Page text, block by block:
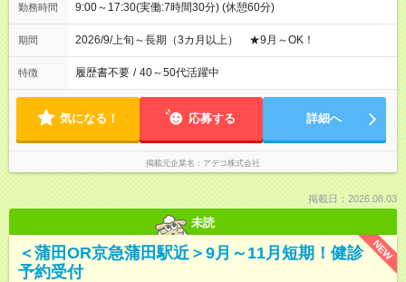
勤務時間 9:00～17:30(実働:7時間30分) (休憩60分)
期間 2026/9/上旬～長期（3カ月以上） ★9月～OK！
特徴 履歴書不要 / 40～50代活躍中
気になる！ 応募する 詳細へ
掲載元企業名 アデコ株式会社
掲載日：2026.08.03
未読
NEW
＜蒲田OR京急蒲田駅近＞9月～11月短期！健診
予約受付